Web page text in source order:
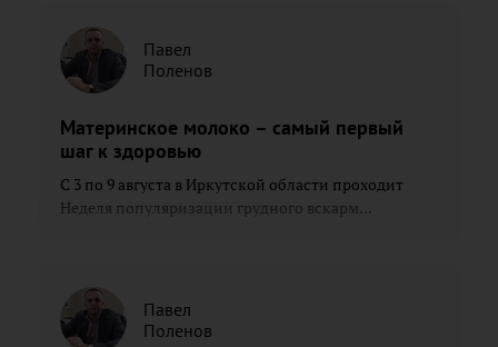
Павел
Поленов
Материнское молоко – самый первый
шаг к здоровью
С 3 по 9 августа в Иркутской области проходит
Неделя популяризации грудного вскарм...
Павел
Поленов